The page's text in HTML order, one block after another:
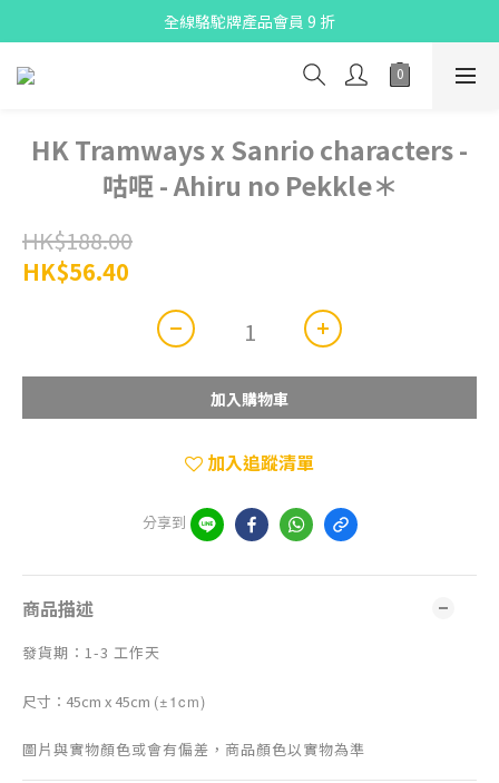
X Pay ！  新註冊用戶首單滿$80 即減$30
全線駱駝牌產品會員 9 折
購物折實滿$300可享免運費
HK Tramways x Sanrio characters -
咕𠱸 - Ahiru no Pekkle＊
HK$188.00
HK$56.40
加入購物車
加入追蹤清單
分享到
商品描述
發貨期：1-3 工作天
尺寸：45cm x 45cm (±1cm)
圖片與實物顏色或會有偏差，商品顏色以實物為準